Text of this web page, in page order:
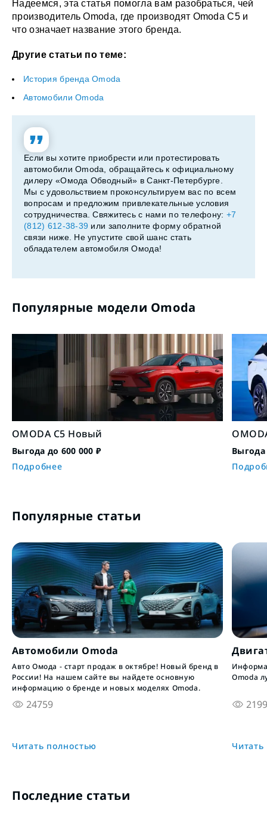
Надеемся, эта статья помогла вам разобраться, чей
производитель Omoda, где производят Omoda C5 и
что означает название этого бренда.
Другие статьи по теме:
История бренда Omoda
Автомобили Omoda
Если вы хотите приобрести или протестировать
автомобили Omoda, обращайтесь к официальному
дилеру «Омода Обводный» в Санкт-Петербурге.
Мы с удовольствием проконсультируем вас по всем
вопросам и предложим привлекательные условия
сотрудничества. Свяжитесь с нами по телефону: +7
(812) 612-38-39 или заполните форму обратной
связи ниже. Не упустите свой шанс стать
обладателем автомобиля Омода!
Популярные модели Omoda
OMODA C5 Новый
Выгода до 600 000 ₽
Подробнее
Выгода
Популярные статьи
Автомобили Omoda
Авто Омода - старт продаж в октябре! Новый бренд в
России! На нашем сайте вы найдете основную
информацию о бренде и новых моделях Omoda.
24759
Читать полностью
Omoda
Последние статьи